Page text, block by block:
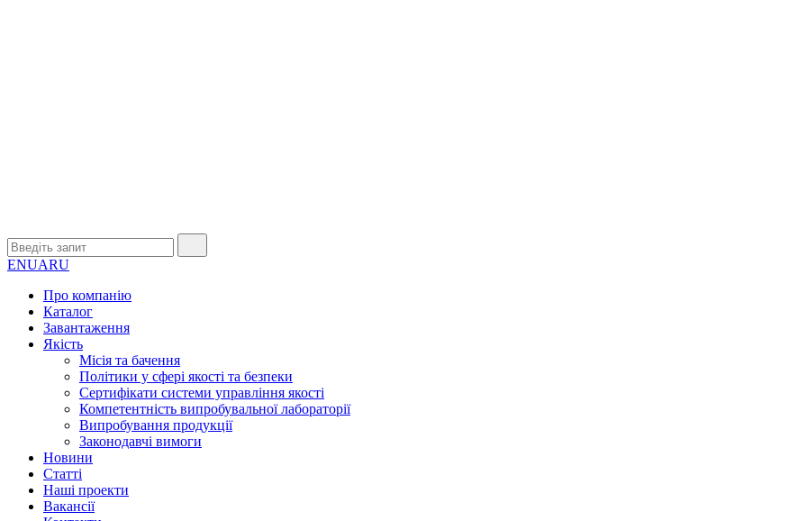
ENUARU
Про компанію
Каталог
Завантаження
Якість
Місія та бачення
Політики у сфері якості та безпеки
Сертифікати системи управління якості
Компетентність випробувальної лабораторії
Випробування продукції
Законодавчі вимоги
Новини
Статті
Наші проекти
Вакансії